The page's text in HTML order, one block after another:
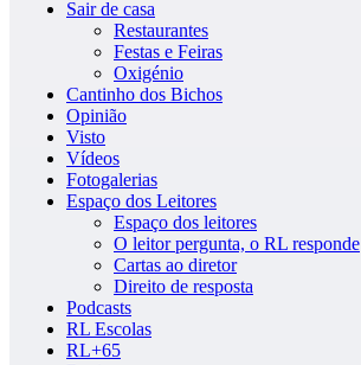
Sair de casa
Restaurantes
Festas e Feiras
Oxigénio
Cantinho dos Bichos
Opinião
Visto
Vídeos
Fotogalerias
Espaço dos Leitores
Espaço dos leitores
O leitor pergunta, o RL responde
Cartas ao diretor
Direito de resposta
Podcasts
RL Escolas
RL+65